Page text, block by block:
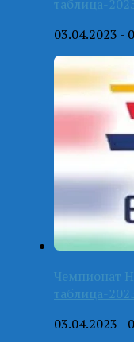
таблица-
03.04.2023 -
Чемпионат
таблица-
03.04.2023 -